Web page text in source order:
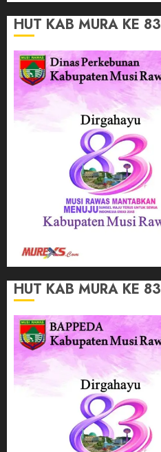
HUT KAB MURA KE 83
HUT KAB MURA KE 83